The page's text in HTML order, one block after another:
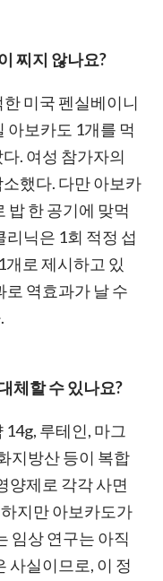
찌지 않나요?
미국 펜실베이니
아보카도 1개를 먹
. 여성 참가자의
했다. 다만 아보카
밥 한 공기에 맞먹
닉은 1회 적정 섭
개로 제시하고 있
로 역효과가 날 수
체할 수 있나요?
루테인, 마그
지방산 등이 복합
양제로 각각 사면
지만 아보카도가
임상 연구는 아직
사실이므로, 이 정